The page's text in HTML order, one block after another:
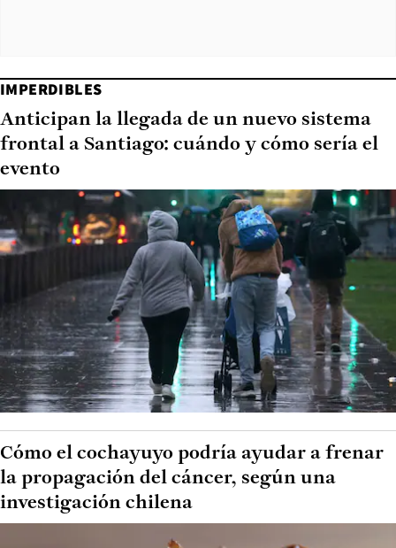
IMPERDIBLES
Anticipan la llegada de un nuevo sistema
frontal a Santiago: cuándo y cómo sería el
evento
Cómo el cochayuyo podría ayudar a frenar
la propagación del cáncer, según una
investigación chilena